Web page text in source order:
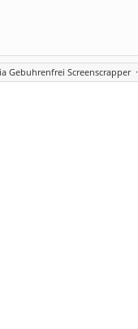
Gebuhrenfrei Screenscrapper·